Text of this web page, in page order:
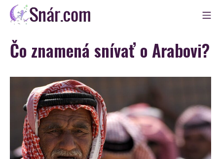
Skip
Snár
Čo znamená snívať o Arabovi?